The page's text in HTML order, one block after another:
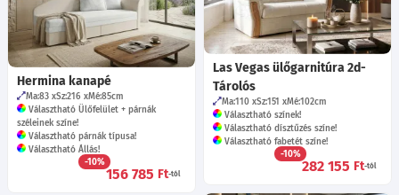
Las Vegas ülőgarnitúra 2d-
Tárolós
Ma:110 Sz:151 Mé:102cm
Választható színek!
Választható dísztűzés színe!
Választható fabetét színe!
-10%
282 155 Ft-tól
Hermina kanapé
Ma:83 Sz:216 Mé:85cm
Választható Ülőfelület + párnák
széleinek színe!
Választható párnák típusa!
Választható Állás!
-10%
156 785 Ft-tól